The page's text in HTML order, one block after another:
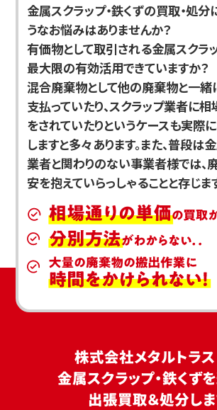
金属スクラップ・鉄くずの買取・処分
うなお悩みはありませんか？
有価物として取引される金属スクラ
最大限の有効活用できていますか？
混合廃棄物として他の廃棄物と一緒
支払っていたり、スクラップ業者に
をされていたりというケースも実際
しますと多々あります。また、普段は
業者と関わりのない事業者様では、
安を抱えていらっしゃることと存じま
株式会社メタルトラ
金属スクラップ・鉄くず
出張買取＆処分し